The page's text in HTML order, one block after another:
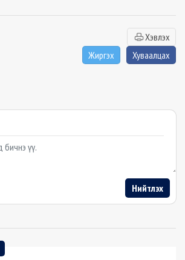
Хэвлэх
Жиргэх
Хуваалцах
Нийтлэх